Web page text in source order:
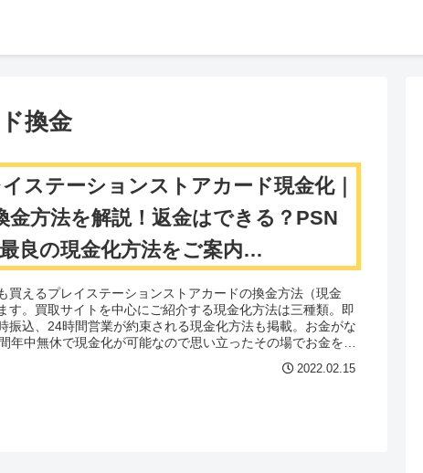
換金
ステーションストアカード現金化｜
金方法を解説！返金はできる？PSN
良の現金化方法をご案内
】
買えるプレイステーションストアカードの換金方法（現金
す。買取サイトを中心にご紹介する現金化方法は三種類。即
振込、24時間営業が約束される現金化方法も掲載。お金がな
年中無休で現金化が可能なので思い立ったその場でお金を受
可能です。さらに業界最高換金率を実現するヒミツの方法も
2022.02.15